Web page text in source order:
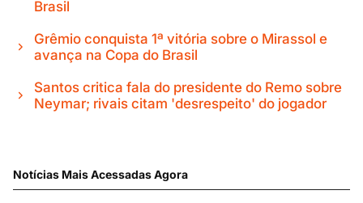
Brasil
Grêmio conquista 1ª vitória sobre o Mirassol e
avança na Copa do Brasil
Santos critica fala do presidente do Remo sobre
Neymar; rivais citam 'desrespeito' do jogador
Notícias Mais Acessadas Agora